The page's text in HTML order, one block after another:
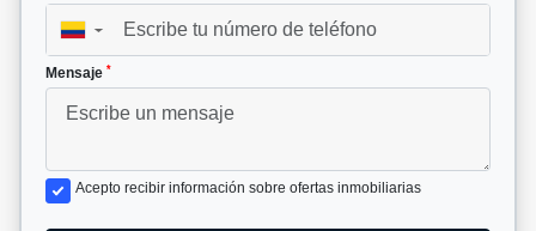
▼
Mensaje *
Acepto recibir información sobre ofertas inmobiliarias